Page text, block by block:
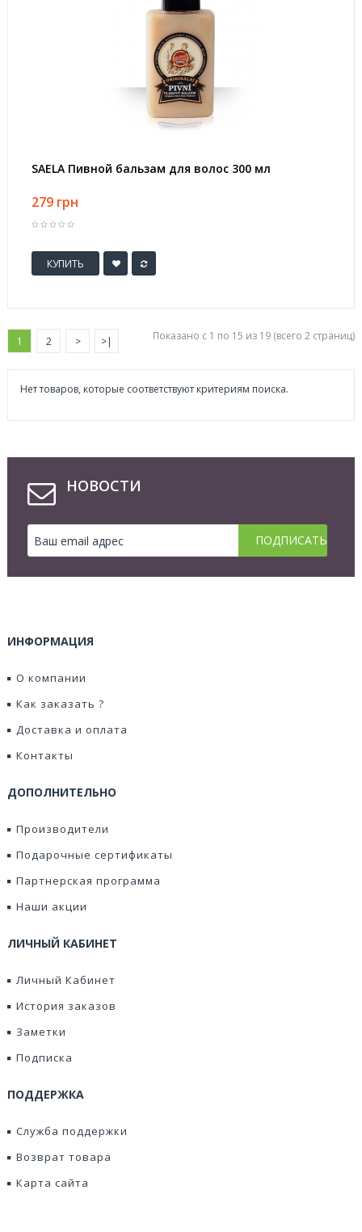
SAELA Пивной бальзам для волос 300 мл
279 грн
КУПИТЬ
1 2 > >| Показано с 1 по 15 из 19 (всего 2 страниц)
Нет товаров, которые соответствуют критериям поиска.
НОВОСТИ
ИНФОРМАЦИЯ
О компании
Как заказать ?
Доставка и оплата
Контакты
ДОПОЛНИТЕЛЬНО
Производители
Подарочные сертификаты
Партнерская программа
Наши акции
ЛИЧНЫЙ КАБИНЕТ
Личный Кабинет
История заказов
Заметки
Подписка
ПОДДЕРЖКА
Служба поддержки
Возврат товара
Карта сайта